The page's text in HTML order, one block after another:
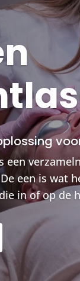
een
een is wat
in of op de